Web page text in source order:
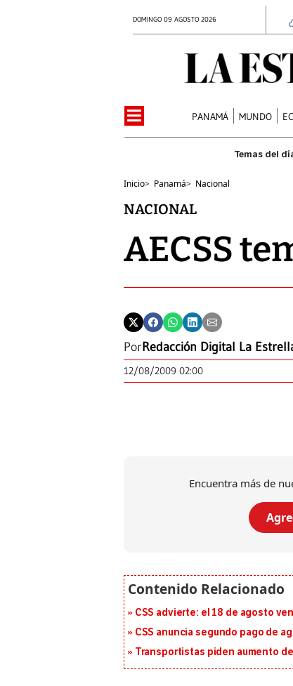
DOMINGO 09 AGOSTO 2026
PANAMÁ MUNDO
Inicio> Panamá> Nacional
NACIONAL
AECSS
PorRedacción Digital La
12/08/2009 02:00
Encuentra más de
CSS advierte: el 18 de agosto
CSS anuncia segundo pago de
Transportistas piden aumento